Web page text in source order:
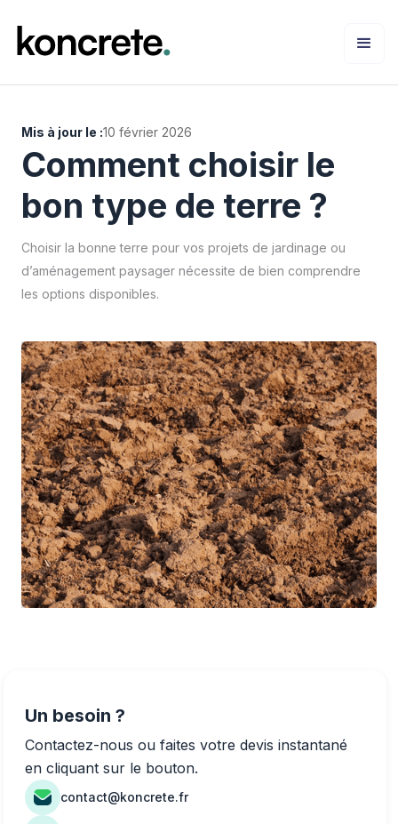
Mis à jour le :10 février 2026
Comment choisir le
bon type de terre ?
Choisir la bonne terre pour vos projets de jardinage ou
d’aménagement paysager nécessite de bien comprendre
les options disponibles.
Un besoin ?
Contactez-nous ou faites votre devis instantané
en cliquant sur le bouton.
contact@koncrete.fr